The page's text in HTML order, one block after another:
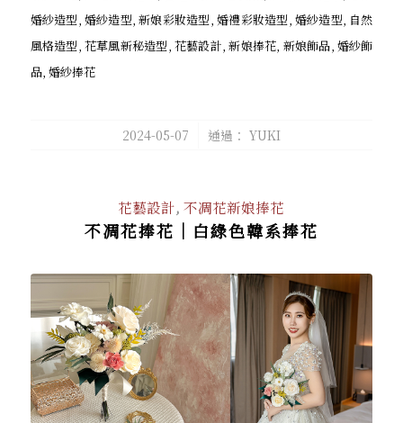
2024-05-07
/ 通過： YUKI
花藝設計,不凋花新娘捧花
不凋花捧花｜白綠色韓系捧花